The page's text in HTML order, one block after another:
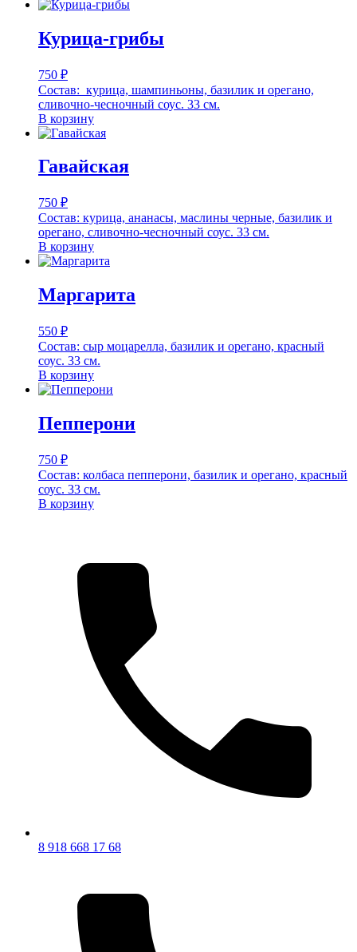
Курица-грибы
750 ₽
Состав: курица, шампиньоны, базилик и орегано,
сливочно-чесночный соус. 33 см.
В корзину
Гавайская
750 ₽
Состав: курица, ананасы, маслины черные, базилик и
орегано, сливочно-чесночный соус. 33 см.
В корзину
Маргарита
550 ₽
Состав: сыр моцарелла, базилик и орегано, красный
соус. 33 см.
В корзину
Пепперони
750 ₽
Состав: колбаса пепперони, базилик и орегано, красный
соус. 33 см.
В корзину
8 918 668 17 68